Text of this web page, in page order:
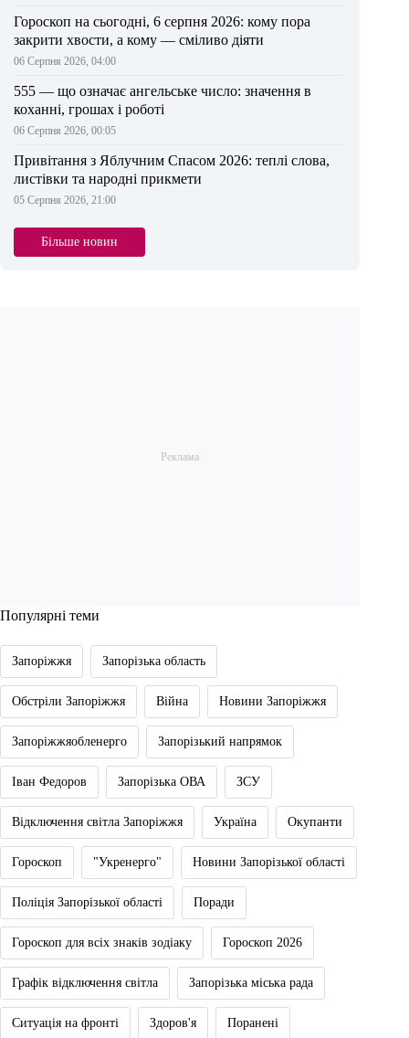
Гороскоп на сьогодні, 6 серпня 2026: кому пора
закрити хвости, а кому — сміливо діяти
06 Серпня 2026, 04:00
555 — що означає ангельське число: значення в
коханні, грошах і роботі
06 Серпня 2026, 00:05
Привітання з Яблучним Спасом 2026: теплі слова,
листівки та народні прикмети
05 Серпня 2026, 21:00
Більше новин
Популярні теми
Запоріжжя Запорізька область
Обстріли Запоріжжя Війна Новини Запоріжжя
Запоріжжяобленерго Запорізький напрямок
Іван Федоров Запорізька ОВА ЗСУ
Відключення світла Запоріжжя Україна Окупанти
Гороскоп "Укренерго" Новини Запорізької області
Поліція Запорізької області Поради
Гороскоп для всіх знаків зодіаку Гороскоп 2026
Графік відключення світла Запорізька міська рада
Ситуація на фронті Здоров'я Поранені